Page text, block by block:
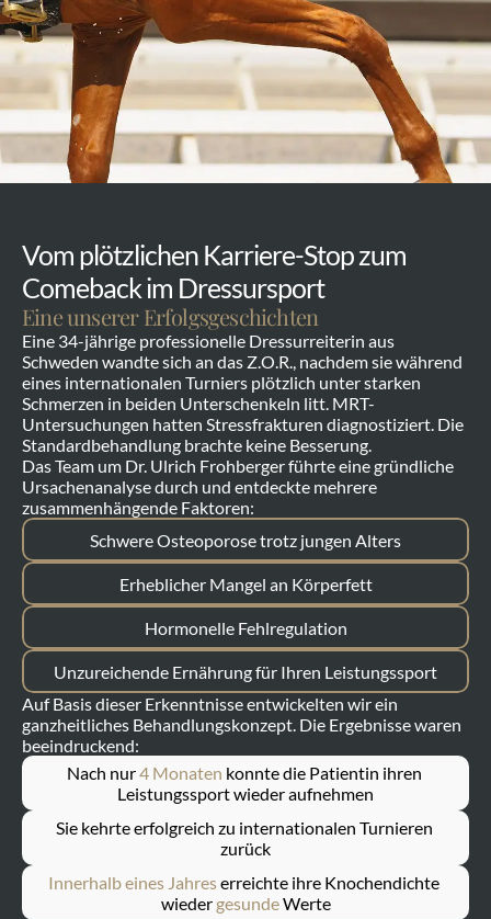
Vom plötzlichen Karriere-Stop zum
Comeback im Dressursport
Eine unserer Erfolgsgeschichten
Eine 34-jährige professionelle Dressurreiterin aus
Schweden wandte sich an das Z.O.R., nachdem sie während
eines internationalen Turniers plötzlich unter starken
Schmerzen in beiden Unterschenkeln litt. MRT-
Untersuchungen hatten Stressfrakturen diagnostiziert. Die
Standardbehandlung brachte keine Besserung.
Das Team um Dr. Ulrich Frohberger führte eine gründliche
Ursachenanalyse durch und entdeckte mehrere
zusammenhängende Faktoren:
Schwere Osteoporose trotz jungen Alters
Erheblicher Mangel an Körperfett
Hormonelle Fehlregulation
Unzureichende Ernährung für Ihren Leistungssport
Auf Basis dieser Erkenntnisse entwickelten wir ein
ganzheitliches Behandlungskonzept. Die Ergebnisse waren
beeindruckend:
Nach nur 4 Monaten konnte die Patientin ihren
Leistungssport wieder aufnehmen
Sie kehrte erfolgreich zu internationalen Turnieren
zurück
Innerhalb eines Jahres erreichte ihre Knochendichte
wieder gesunde Werte